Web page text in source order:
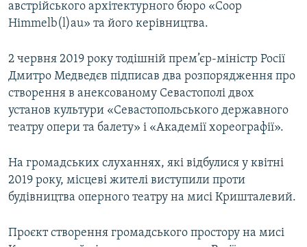
австрійського архітектурного бюро «Coop
Himmelb(l)au» та його керівництва.
2 червня 2019 року тодішній прем’єр-міністр Росії
Дмитро Медведєв підписав два розпорядження про
створення в анексованому Севастополі двох
установ культури «Севастопольського державного
театру опери та балету» і «Академії хореографії».
На громадських слуханнях, які відбулися у квітні
2019 року, місцеві жителі виступили проти
будівництва оперного театру на мисі Кришталевий.
Проєкт створення громадського простору на мисі